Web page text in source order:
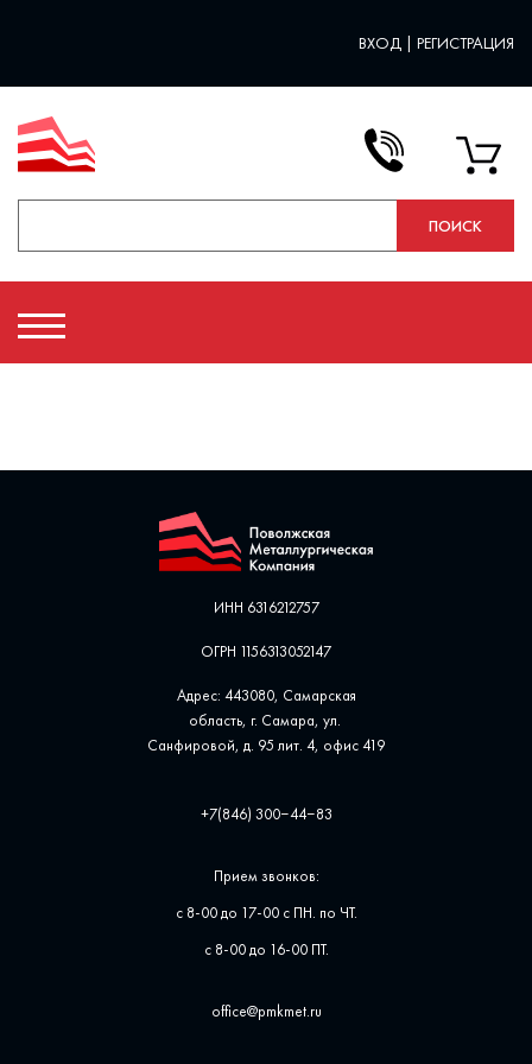
ВХОД | РЕГИСТРАЦИЯ
ИНН 6316212757
ОГРН 1156313052147
Адрес: 443080, Самарская
область, г. Самара, ул. ​
Санфировой, д. 95 лит. 4, офис ​419
+7(846) 300‒44‒83
Прием звонков:
с 8-00 до 17-00 с ПН. по ЧТ.
с 8-00 до 16-00 ПТ.
office@pmkmet.ru